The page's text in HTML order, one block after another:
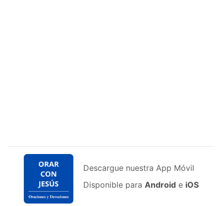
Descargue nuestra App Móvil
Disponible para Android e iOS